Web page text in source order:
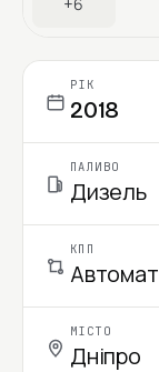
РІК
2018
ПАЛИВО
Дизель
КПП
Автомат
МІСТО
Дніпро